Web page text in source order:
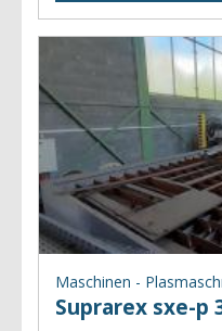
Maschinen -
Suprarex sxe-p